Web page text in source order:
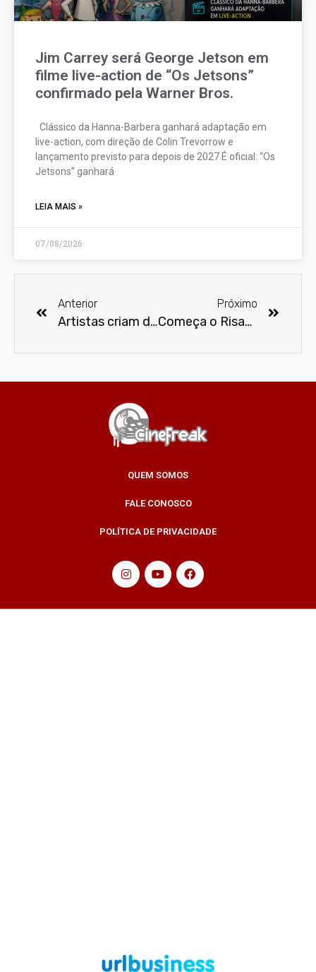
Jim Carrey será George Jetson em
filme live-action de “Os Jetsons”
confirmado pela Warner Bros.
Clássico da Hanna-Barbera ganhará adaptação em
live-action, com direção de Colin Trevorrow e
lançamento previsto para depois de 2027 É oficial: “Os
Jetsons” ganhará
LEIA MAIS »
07/08/2026
Anterior
Artistas criam diálogo musical e cênico com primeiros filmes feministas da história
Próximo
Começa o Risadaria, maior festival de humor do mundo, em SP
QUEM SOMOS
FALE CONOSCO
POLÍTICA DE PRIVACIDADE